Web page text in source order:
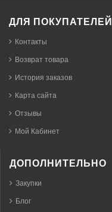
ДЛЯ ПОКУПАТЕЛЕЙ
Контакты
Возврат товара
История заказов
Карта сайта
Отзывы
Мой Кабинет
ДОПОЛНИТЕЛЬНО
Закупки
Блог